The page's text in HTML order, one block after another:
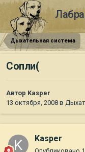
Дыхательная система
Сопли(
Автор Kasper
13 октября, 2008 в
Kasper